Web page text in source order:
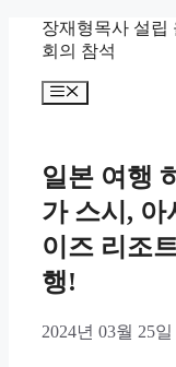
content
장재형목사 설립
회의 참석
Menu
일본 여행
가 스시, 아
이즈 리조
행!
2024년 03월 25일